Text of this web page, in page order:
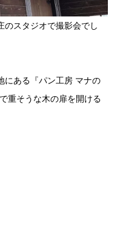
のスタジオで撮影会でし
にある『パン工房 マナの
重そうな木の扉を開ける